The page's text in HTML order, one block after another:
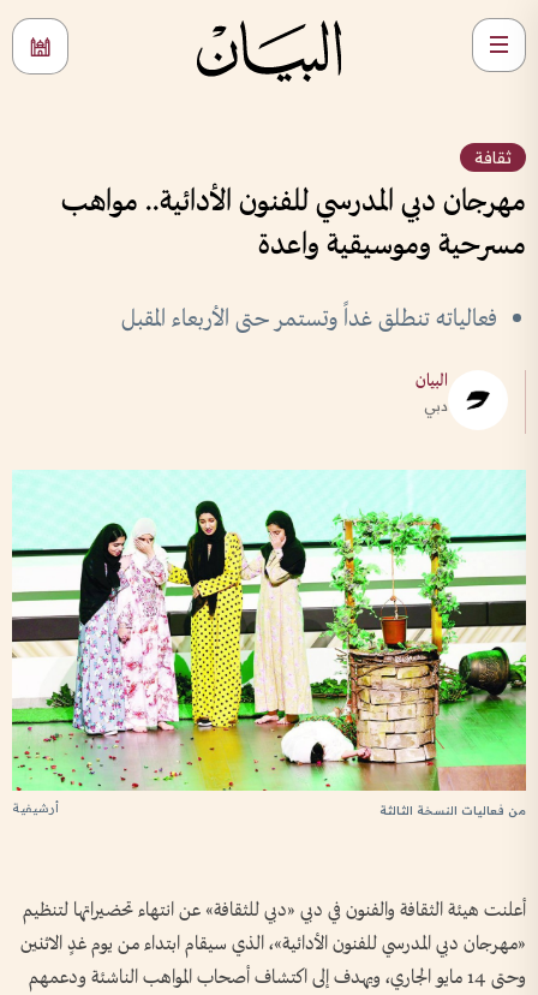
ثقافة
مهرجان دبي المدرسي للفنون الأدائية.. مواهب
مسرحية وموسيقية واعدة
فعالياته تنطلق غداً وتستمر حتى الأربعاء المقبل
البيان
دبي
أرشيفية من فعاليات النسخة الثالثة
أعلنت هيئة الثقافة والفنون في دبي «دبي للثقافة» عن انتهاء تحضيراتها لتنظيم
«مهرجان دبي المدرسي للفنون الأدائية»، الذي سيقام ابتداء من يوم غدٍ الاثنين
وحتى 14 مايو الجاري، ويهدف إلى اكتشاف أصحاب المواهب الناشئة ودعمهم